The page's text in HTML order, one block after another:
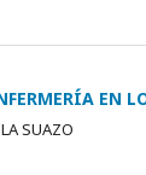
EN
SUAZO